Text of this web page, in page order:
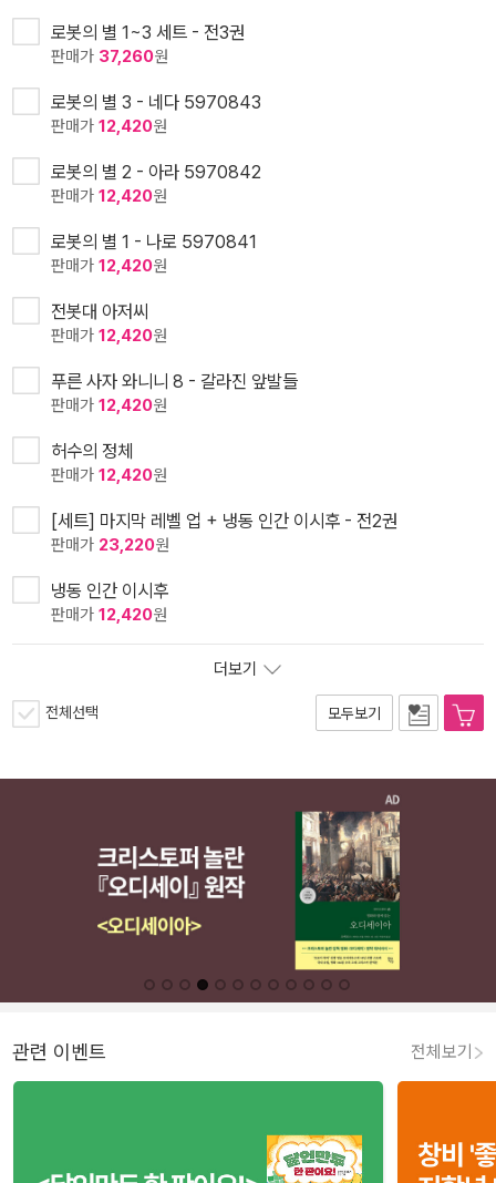
로봇의 별 1~3 세트 - 전3권
판매가 37,260원
로봇의 별 3 - 네다 5970843
판매가 12,420원
로봇의 별 2 - 아라 5970842
판매가 12,420원
로봇의 별 1 - 나로 5970841
판매가 12,420원
전봇대 아저씨
판매가 12,420원
푸른 사자 와니니 8 - 갈라진 앞발들
판매가 12,420원
허수의 정체
판매가 12,420원
[세트] 마지막 레벨 업 + 냉동 인간 이시후 - 전2권
판매가 23,220원
냉동 인간 이시후
판매가 12,420원
더보기
전체선택 모두보기
관련 이벤트 전체보기